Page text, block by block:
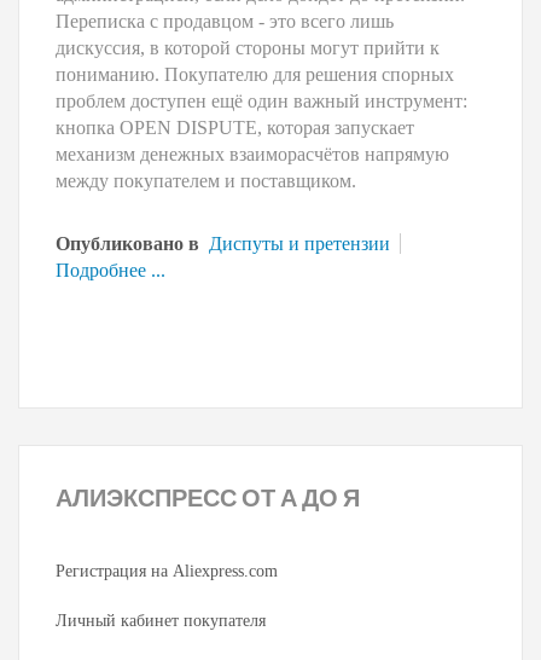
Переписка с продавцом - это всего лишь
дискуссия, в которой стороны могут прийти к
пониманию. Покупателю для решения спорных
проблем доступен ещё один важный инструмент:
кнопка OPEN DISPUTE, которая запускает
механизм денежных взаиморасчётов напрямую
между покупателем и поставщиком.
Опубликовано в Диспуты и претензии
Подробнее ...
АЛИЭКСПРЕСС ОТ А ДО Я
Регистрация на Aliexpress.com
Личный кабинет покупателя